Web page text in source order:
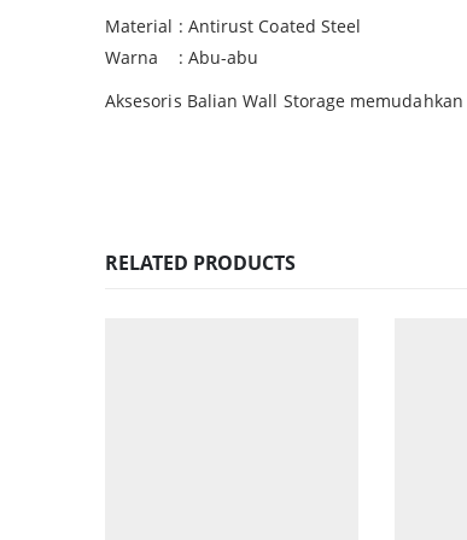
Material : Antirust Coated Steel
Warna : Abu-abu
Aksesoris Balian Wall Storage
RELATED PRODUCTS